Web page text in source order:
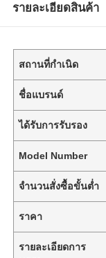
รายละเอียดสินค้า
สถานที่กำเนิด
ชื่อแบรนด์
ได้รับการรับรอง
Model Number
จำนวนสั่งซื้อขั้นต่ำ
ราคา
รายละเอียดการ